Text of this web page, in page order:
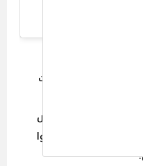
هاني عادل، أوضحت
إيجابية للغاية،
لما بتلاقي الشخص
وتعرفوا تنضجوا